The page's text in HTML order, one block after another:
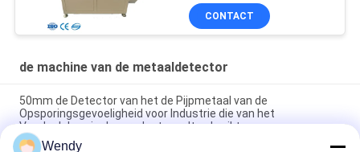
CONTACT
de machine van de metaaldetector
50mm de Detector van het de Pijpmetaal van de
Opsporingsgevoeligheid voor Industrie die van het
Voedselchemische product wordt gebruikt
Wendy